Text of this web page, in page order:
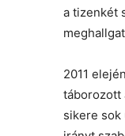
a tizenkét
2011
táborozott
sikere